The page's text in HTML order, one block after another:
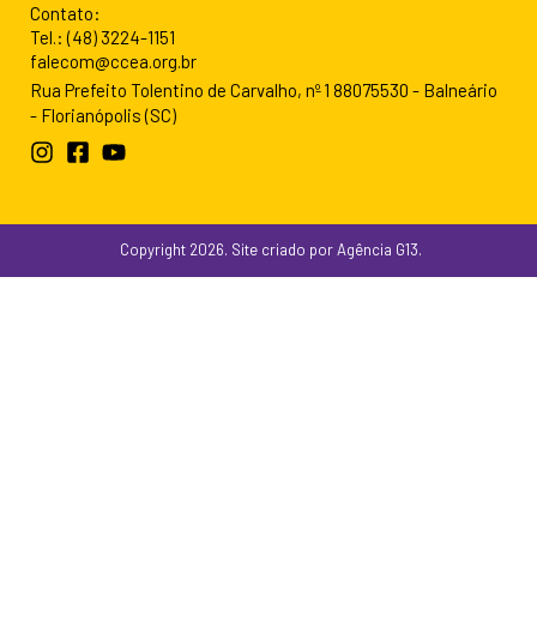
Rua Prefeito Tolentino de Carvalho, nº 1 88075530 - Balneário
- Florianópolis (SC)
Contato:
Tel.: (48) 3224-1151
falecom@ccea.org.br
Copyright 2026. Site criado por Agência G13.